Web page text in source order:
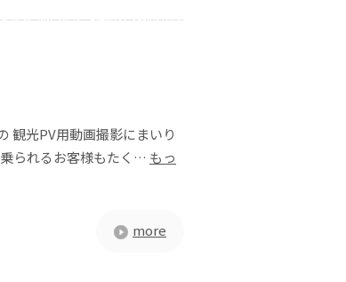
観光PV用動画撮影にまいり
られるお客様もたく… もっ
more